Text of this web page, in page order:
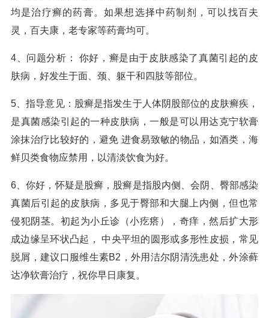
均是治疗癣的药膏。如果想选择中药制剂，可以找百夫
灵，百夫康，老专家等药膏均可。
4、问题分析： 你好，癣是由于皮肤感染了真菌引起的皮
肤病，好发生于面、颈、躯干和四肢等部位。
5、指导意见：股癣是指发生于人体阴股部位的皮肤癣疾，
是真菌感染引起的一种皮肤病，一般是可以用达克宁软膏
涂抹治疗比较好的，避免 进食易致敏的物品，如酒类，海
鲜贝类食物应禁用，以清淡饮食为好。
6、你好，怀疑是股癣，股癣是指股内侧、会阴、臀部感染
真菌后引起的皮肤病，多见于臀部和大腿上内侧，但也常
侵犯阴茎。初起为小丘诊（小疙瘩），奇痒，然后扩大形
成边缘呈环状凸起， 中央平坦的圆形或多形性皮损，常见
脱屑，建议口服维生素B2，外用洁尔阴清洗患处，外涂藓
达净软膏治疗，祝你早日康复。